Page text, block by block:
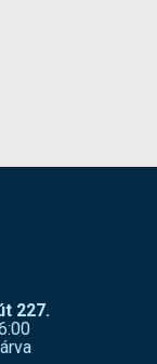
227.